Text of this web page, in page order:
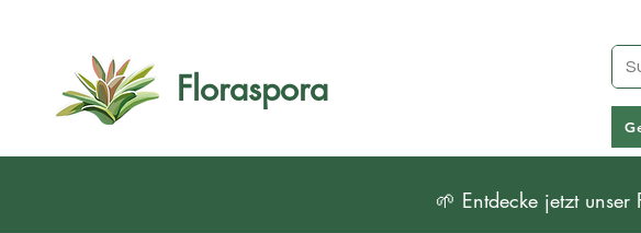
Floraspora
🌱 Entdecke jetzt unser